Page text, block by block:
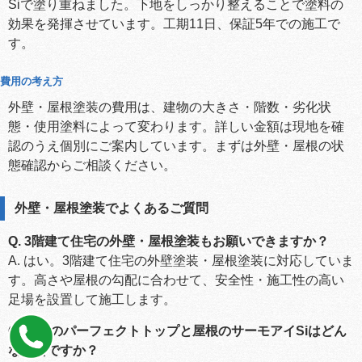
Siで塗り重ねました。下地をしっかり整えることで塗料の
効果を発揮させています。工期11日、保証5年での施工で
す。
費用の考え方
外壁・屋根塗装の費用は、建物の大きさ・階数・劣化状
態・使用塗料によって変わります。詳しい金額は現地を確
認のうえ個別にご案内しています。まずは外壁・屋根の状
態確認からご相談ください。
外壁・屋根塗装でよくあるご質問
Q. 3階建て住宅の外壁・屋根塗装もお願いできますか？
A. はい。3階建て住宅の外壁塗装・屋根塗装に対応していま
す。高さや屋根の勾配に合わせて、安全性・施工性の高い
足場を設置して施工します。
Q. 外壁のパーフェクトトップと屋根のサーモアイSiはどん
な塗料ですか？